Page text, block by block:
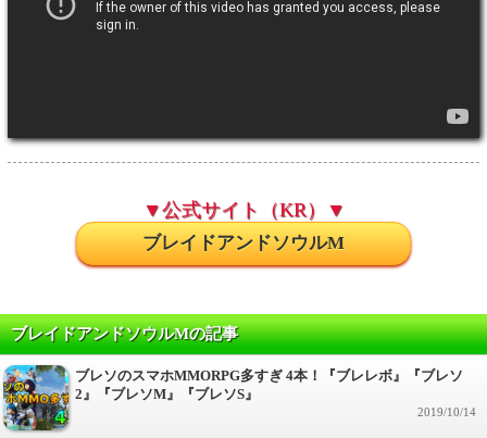
▼公式サイト（KR）▼
ブレイドアンドソウルM
ブレイドアンドソウルMの記事
ブレソのスマホMMORPG多すぎ 4本！『ブレレボ』『ブレソ
2』『ブレソM』『ブレソS』
2019/10/14